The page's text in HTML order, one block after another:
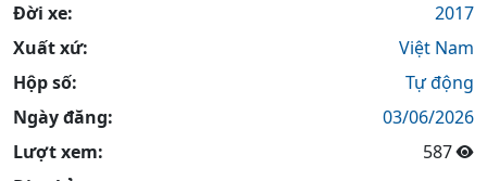
Đời xe:
2017
Xuất xứ:
Việt Nam
Hộp số:
Tự động
Ngày đăng:
03/06/2026
Lượt xem:
587